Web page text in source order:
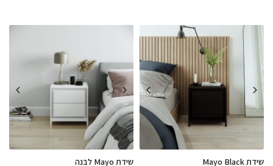
שידת Mayo Black שידת Mayo לבנה